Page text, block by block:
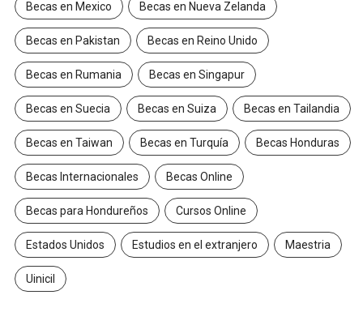
Becas en Mexico Becas en Nueva Zelanda
Becas en Pakistan Becas en Reino Unido
Becas en Rumania Becas en Singapur
Becas en Suecia Becas en Suiza Becas en Tailandia
Becas en Taiwan Becas en Turquía Becas Honduras
Becas Internacionales Becas Online
Becas para Hondureños Cursos Online
Estados Unidos Estudios en el extranjero Maestria
Uinicil